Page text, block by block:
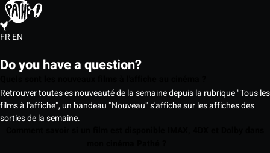
FREN
Do you have a question?
Retrouver toutes es nouveauté de la semaine depuis la rubrique "Tous les
films à l'affiche", un bandeau "Nouveau" s'affiche sur les affiches des
sorties de la semaine.